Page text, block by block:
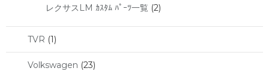
レクサスLM ｶｽﾀﾑ ﾊﾟｰﾂ一覧 (2)
TVR (1)
Volkswagen (23)